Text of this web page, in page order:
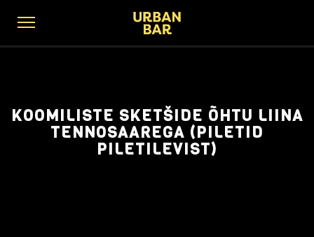
KOOMILISTE SKETŠIDE ÕHTU LIINA
TENNOSAAREGA (PILETID
PILETILEVIST)